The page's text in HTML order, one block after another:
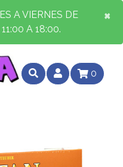
A VIERNES DE
A 18:00.
×
×
0